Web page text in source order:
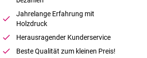
Jahrelange Erfahrung mit
Holzdruck
Herausragender Kunderservice
Beste Qualität zum kleinen Preis!